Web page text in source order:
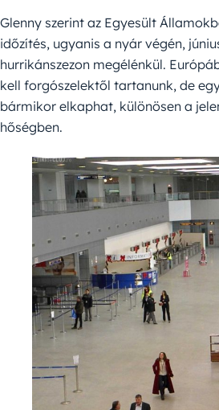
Glenny szerint az Egyesült
időzítés, ugyanis a nyár végén,
hurrikánszezon megélénkül.
kell forgószelektől tartanunk, de
bármikor elkaphat, különösen a
hőségben.